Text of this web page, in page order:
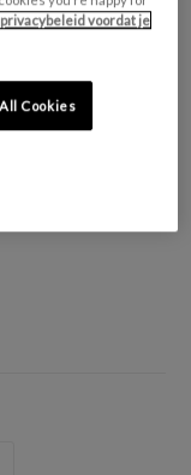
water levende
gevolgen.
voordat je
Cookies